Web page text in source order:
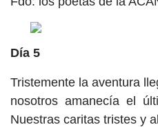
Día 5
Tristemente la aventura
nosotros amanecía el
Nuestras caritas tristes y